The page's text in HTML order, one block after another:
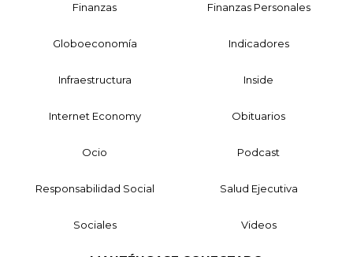
Finanzas Finanzas Personales
Globoeconomía Indicadores
Infraestructura Inside
Internet Economy Obituarios
Ocio Podcast
Responsabilidad Social Salud Ejecutiva
Sociales Videos